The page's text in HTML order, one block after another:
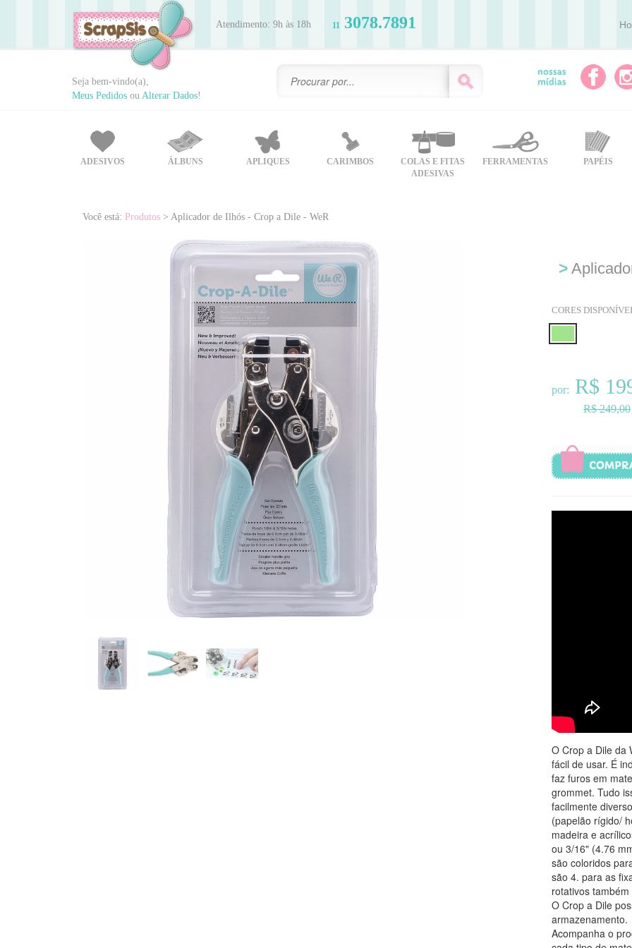
Atendimento: 9h às 18h 11 3078.7891
Seja bem-vindo(a),
Meus Pedidos ou Alterar Dados!
ADESIVOS ÁLBUNS APLIQUES CARIMBOS
COLAS E FITAS
ADESIVAS
FERRAMENTAS PAPÉIS
Você está: Produtos > Aplicador de Ilhós - Crop a Dile - WeR
>
CORES
por: R$
R$ 249,00
O Crop a Dile da
fácil de usar. É
faz furos em
grommet. Tudo
facilmente
(papelão rígido/
madeira e
ou 3/16" (4.76
são coloridos
são 4. para as
rotativos
O Crop a Dile
armazenamento.
Acompanha o